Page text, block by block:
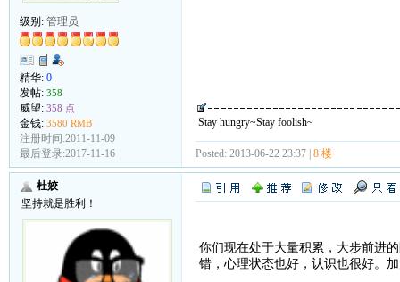
级别: 管理员
精华: 0
发帖: 358
威望: 358 点
金钱: 3580 RMB
注册时间:2011-11-09
最后登录:2017-11-16
Stay hungry~Stay foolish~
Posted: 2013-06-22 23:37 | 8 楼
杜姣
坚持就是胜利！
你们现在处于大量积累，大步前进
错，心理状态也好，认识也很好。